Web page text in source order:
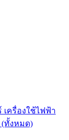
เครื่องใช้ไฟฟ้า
(ทั้งหมด)